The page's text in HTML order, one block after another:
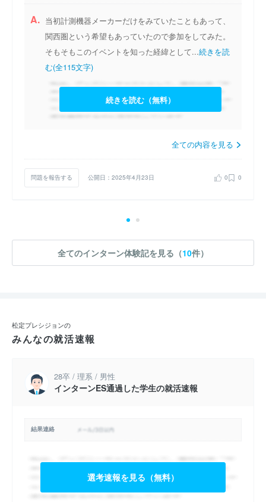
A. 当初計測機器メーカーだけをみていたこともあって、
関西圏という希望もあっていたので参加をしてみた。
そもそもこのイベントを知った経緯として...続きを読
む(全115文字)
続きを読む（無料）
全ての内容を見る
問題を報告する 公開日：2025年4月23日 0 0
全てのインターン体験記を見る（10件）
松定プレシジョンの
みんなの就活速報
28卒 / 理系 / 男性
インターンES通過した学生の就活速報
結果連絡
選考速報を見る（無料）